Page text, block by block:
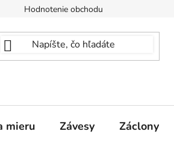
Hodnotenie obchodu
mieru Závesy Záclony